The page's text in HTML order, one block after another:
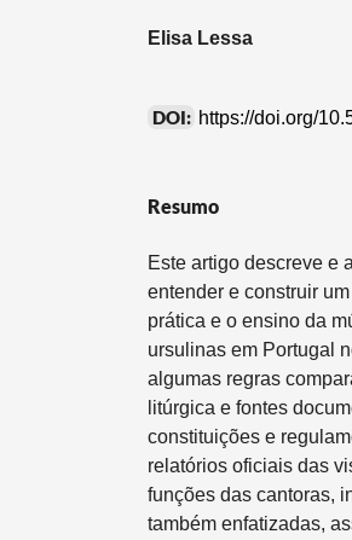
Elisa Lessa
DOI: https://doi.org/
Resumo
Este artigo descreve e
entender e construir
prática e o ensino da
ursulinas em Portugal
algumas regras
litúrgica e fontes
constituições e
relatórios oficiais das
funções das cantoras,
também enfatizadas,